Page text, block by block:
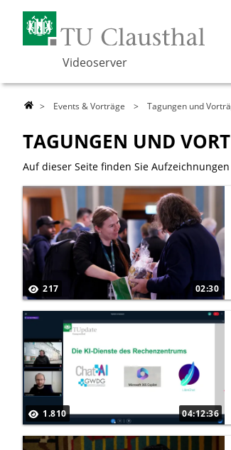
Videoserver
> Events & Vorträge > Tagungen und
TAGUNGEN UND
Auf dieser Seite finden Sie
217 02:30
1.810 04:12:36